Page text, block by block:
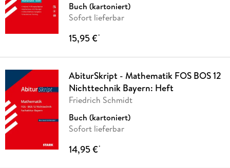
Buch (kartoniert)
Sofort lieferbar
15,95 €*
AbiturSkript - Mathematik FOS BOS 12
Nichttechnik Bayern: Heft
Friedrich Schmidt
Buch (kartoniert)
Sofort lieferbar
14,95 €*